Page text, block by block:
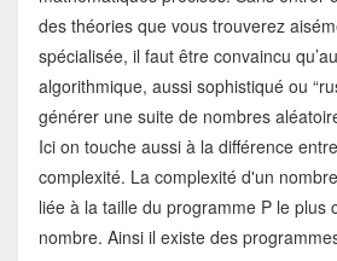
des théories que vous trouverez
spécialisée, il faut être convaincu
algorithmique, aussi sophistiqué ou
générer une suite de nombres
Ici on touche aussi à la différence
complexité. La complexité d'un
liée à la taille du programme P le plus
nombre. Ainsi il existe des